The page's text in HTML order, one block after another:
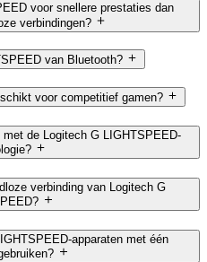
voor snellere prestaties dan
verbindingen?
van Bluetooth?
voor competitief gamen?
de Logitech G LIGHTSPEED-
verbinding van Logitech G
apparaten met één